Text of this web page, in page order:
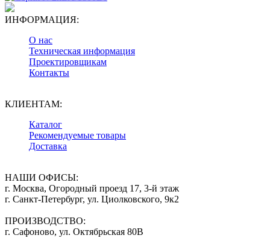
ИНФОРМАЦИЯ:
О нас
Техническая информация
Проектировщикам
Контакты
КЛИЕНТАМ:
Каталог
Рекомендуемые товары
Доставка
НАШИ ОФИСЫ:
г. Москва, Огородный проезд 17, 3-й этаж
г. Санкт-Петербург, ул. Циолковского, 9к2
ПРОИЗВОДСТВО:
г. Сафоново, ул. Октябрьская 80В